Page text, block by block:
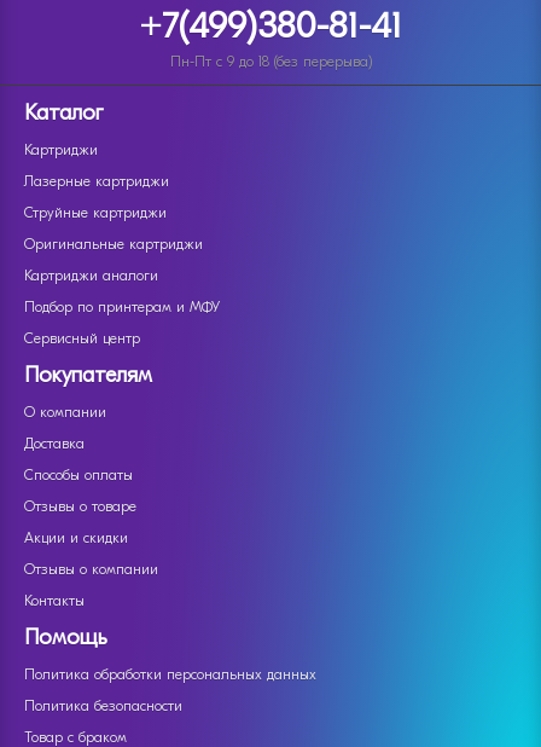
+7(499)380-81-41
Пн-Пт с 9 до 18 (без перерыва)
Каталог
Картриджи
Лазерные картриджи
Струйные картриджи
Оригинальные картриджи
Картриджи аналоги
Подбор по принтерам и МФУ
Сервисный центр
Покупателям
О компании
Доставка
Способы оплаты
Отзывы о товаре
Акции и скидки
Отзывы о компании
Контакты
Помощь
Политика обработки персональных данных
Политика безопасности
Товар с браком